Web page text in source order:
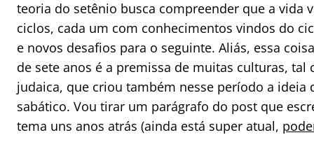
teoria do setênio busca compreender que a vida
ciclos, cada um com conhecimentos vindos do
e novos desafios para o seguinte. Aliás, essa
de sete anos é a premissa de muitas culturas, tal
judaica, que criou também nesse período a ideia
sabático. Vou tirar um parágrafo do post que
tema uns anos atrás (ainda está super atual,